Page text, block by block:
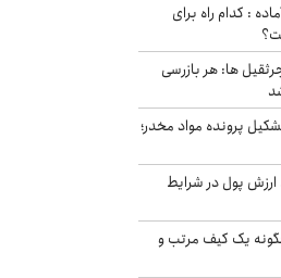
: کدام راه برای
ها: هر بازرسی
پرونده مواد مخدر؛
پول در شرایط
یک کیف مرتب و